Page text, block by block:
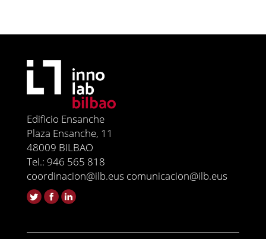
Edificio Ensanche
Plaza Ensanche, 11
48009 BILBAO
Tel.: 946 565 818
coordinacion@ilb.eus comunicacion@ilb.eus